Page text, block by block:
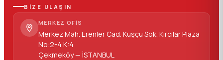
BİZE ULAŞIN
MERKEZ OFIS
Merkez Mah. Erenler Cad. Kuşçu Sok. Kırcılar Plaza
No:2-4 K:4
Çekmeköy — İSTANBUL